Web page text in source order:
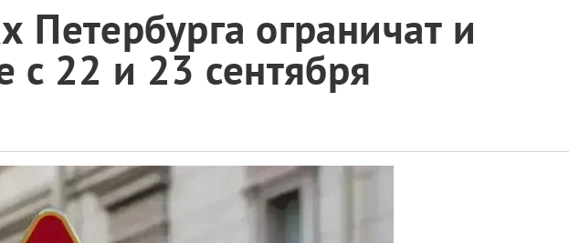
Петербурга ограничат и
с 22 и 23 сентября